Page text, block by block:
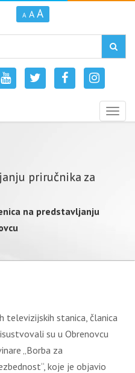
A A A
priručnika za
na predstavljanju
televizijskih stanica, članica
su u Obrenovcu
„Borba za
koje je objavio